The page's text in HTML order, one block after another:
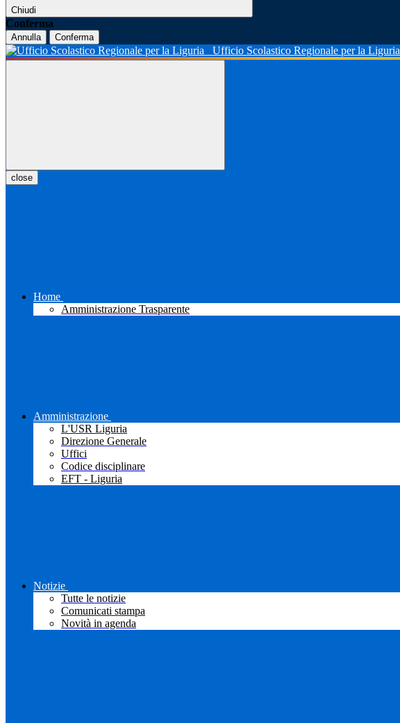
Chiudi
Conferma
Annulla Conferma
Ufficio Scolastico Regionale per la Liguria
close
Home
Amministrazione Trasparente
Amministrazione
L'USR Liguria
Direzione Generale
Uffici
Codice disciplinare
EFT - Liguria
Notizie
Tutte le notizie
Comunicati stampa
Novità in agenda